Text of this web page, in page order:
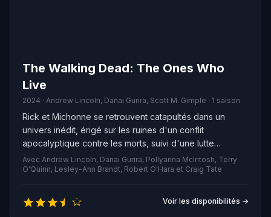
The Walking Dead: The Ones Who
Live
2024 · Andrew Lincoln, Danai Gurira, Scott M. Gimple · 1 saison
Rick et Michonne se retrouvent catapultés dans un
univers inédit, érigé sur les ruines d'un conflit
apocalyptique contre les morts, suivi d'une lutte
acharnée entre les survivants. Parviendront-ils à se
redécouvrir et à retrouver leur essence passée au sein
de ce cadre étranger, radicalement différent de tout ce
qu'ils ont pu expérimenter auparavant ? Leur relation
s'est-elle muée en hostilité, passion, vulnérabilité ou
Avec Andrew Lincoln, Danai Gurira, Pollyanna McIntosh, Terry
O'Quinn, Lesley-Ann Brandt, Robert O'Hara et Craig Tate
Voir les disponibilités →